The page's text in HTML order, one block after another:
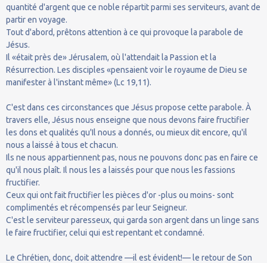
quantité d'argent que ce noble répartit parmi ses serviteurs, avant de
partir en voyage.
Tout d'abord, prêtons attention à ce qui provoque la parabole de
Jésus.
Il «était près de» Jérusalem, où l'attendait la Passion et la
Résurrection. Les disciples «pensaient voir le royaume de Dieu se
manifester à l'instant même» (Lc 19,11).
C'est dans ces circonstances que Jésus propose cette parabole. À
travers elle, Jésus nous enseigne que nous devons faire fructifier
les dons et qualités qu'Il nous a donnés, ou mieux dit encore, qu'il
nous a laissé à tous et chacun.
Ils ne nous appartiennent pas, nous ne pouvons donc pas en faire ce
qu'il nous plaît. Il nous les a laissés pour que nous les fassions
fructifier.
Ceux qui ont fait fructifier les pièces d'or -plus ou moins- sont
complimentés et récompensés par leur Seigneur.
C'est le serviteur paresseux, qui garda son argent dans un linge sans
le faire fructifier, celui qui est repentant et condamné.
Le Chrétien, donc, doit attendre —il est évident!— le retour de Son